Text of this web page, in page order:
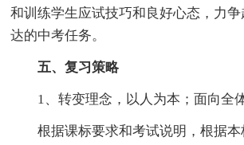
和训练学生应试技巧和良好心态，力
达的中考任务。
五、复习策略
1、转变理念，以人为本；面向全
根据课标要求和考试说明，根据